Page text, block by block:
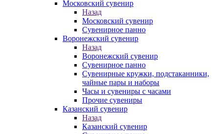
Московский сувенир
Назад
Московский сувенир
Сувенирное панно
Воронежский сувенир
Назад
Воронежский сувенир
Сувенирное панно
Сувенирные кружки, подстаканники,
чайные пары и наборы
Часы и сувениры с часами
Прочие сувениры
Казанский сувенир
Назад
Казанский сувенир